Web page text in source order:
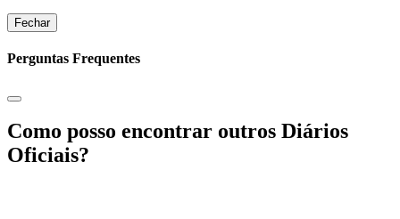
Fechar
Perguntas Frequentes
Como posso encontrar outros Diários
Oficiais?